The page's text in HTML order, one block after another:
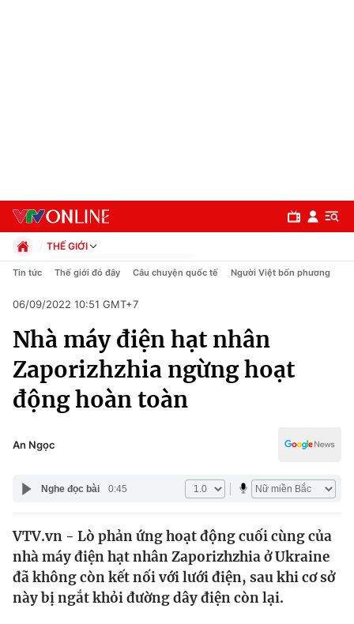
Chuyên mục
Chính trị
Xã hội
Pháp luật
Y tế
Thế giới
Tin tức
Thế giới đó đây
Kinh tế
THẾ GIỚI
Chính trị
Pháp luật
Kinh tế
Thể thao
Truyền hình
Văn hóa - Giải trí
Y tế
Tin tức Thế giới đó đây Câu chuyện quốc tế Người Việt bốn phương
06/09/2022 10:51 GMT+7
Nhà máy điện hạt nhân
Zaporizhzhia ngừng hoạt
động hoàn toàn
An Ngọc
Nghe đọc bài 0:45
VTV.vn - Lò phản ứng hoạt động cuối cùng của
nhà máy điện hạt nhân Zaporizhzhia ở Ukraine
đã không còn kết nối với lưới điện, sau khi cơ sở
này bị ngắt khỏi đường dây điện còn lại.